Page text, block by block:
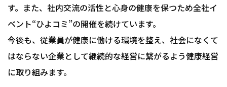
す。また、社内交流の活性と心身の健康を保つため全社イ
ベント“ひよコミ”の開催を続けています。
今後も、従業員が健康に働ける環境を整え、社会になくて
はならない企業として継続的な経営に繋がるよう健康経営
に取り組みます。